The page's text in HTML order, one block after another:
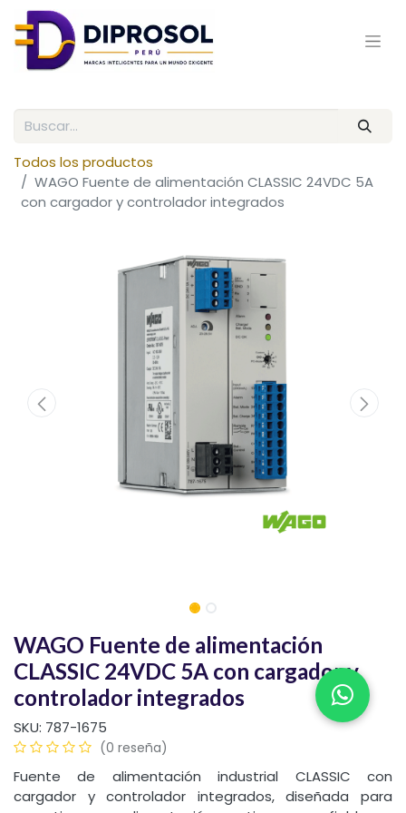
Todos los productos
WAGO Fuente de alimentación CLASSIC 24VDC 5A
con cargador y controlador integrados
WAGO Fuente de alimentación
CLASSIC 24VDC 5A con cargador y
controlador integrados
SKU: 787-1675
(0 reseña)
Fuente de alimentación industrial CLASSIC con
cargador y controlador integrados, diseñada para